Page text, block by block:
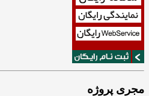
مجری پروژه